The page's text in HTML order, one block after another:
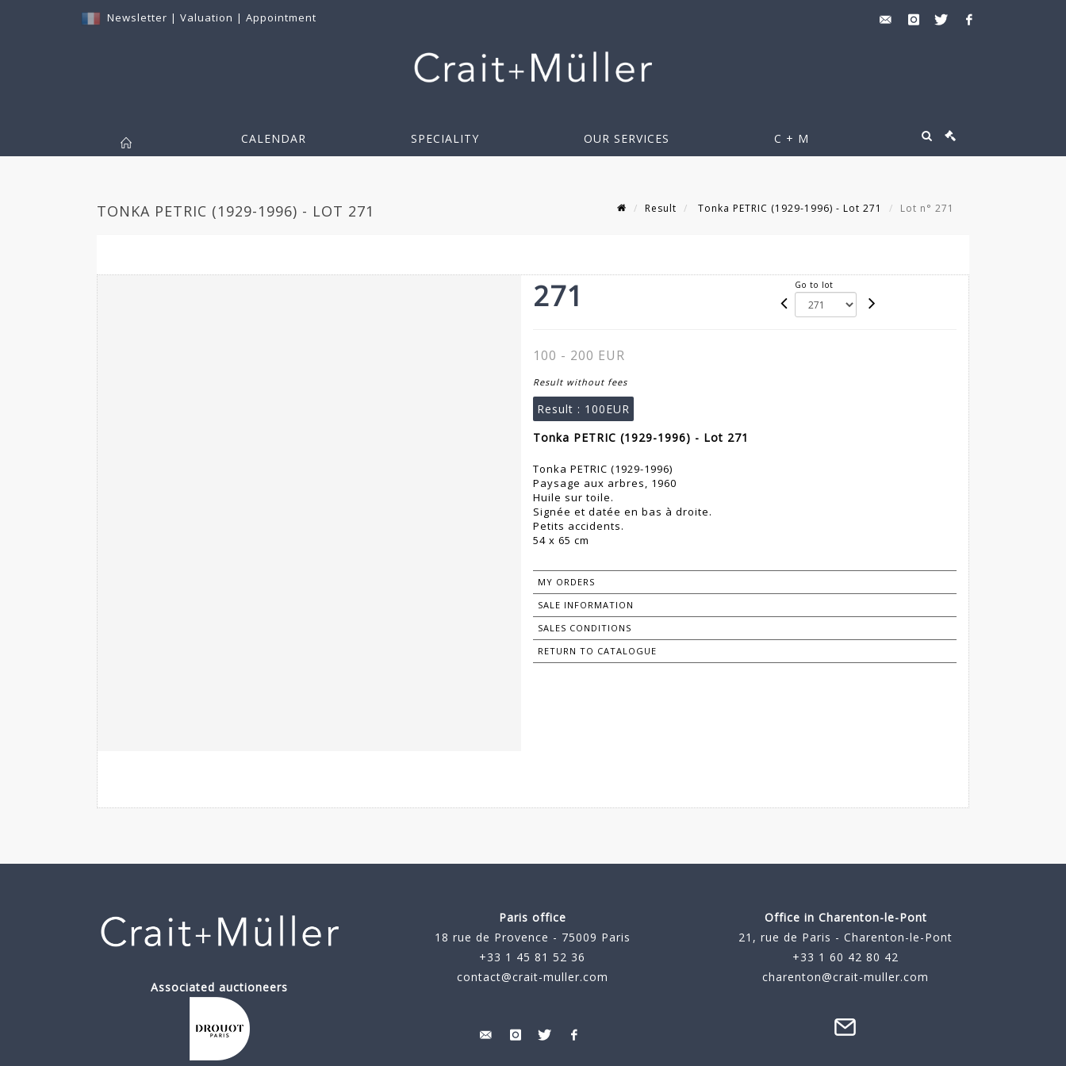
Newsletter | Valuation | Appointment
CALENDAR SPECIALITY OUR SERVICES C + M
TONKA PETRIC (1929-1996) - LOT 271 Result Tonka PETRIC (1929-1996) - Lot 271 Lot n° 271
271 Go to lot
100 - 200 EUR
Result without fees
Result : 100EUR
Tonka PETRIC (1929-1996) - Lot 271
Tonka PETRIC (1929-1996)
Paysage aux arbres, 1960
Huile sur toile.
Signée et datée en bas à droite.
Petits accidents.
54 x 65 cm
MY ORDERS
SALE INFORMATION
SALES CONDITIONS
RETURN TO CATALOGUE
Associated auctioneers
Paris office
18 rue de Provence - 75009 Paris
+33 1 45 81 52 36
contact@crait-muller.com
Office in Charenton-le-Pont
21, rue de Paris - Charenton-le-Pont
+33 1 60 42 80 42
charenton@crait-muller.com